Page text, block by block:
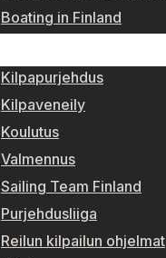
Boating in Finland
Kilpapurjehdus
Kilpaveneily
Koulutus
Valmennus
Sailing Team Finland
Purjehdusliiga
Reilun kilpailun ohjelmat